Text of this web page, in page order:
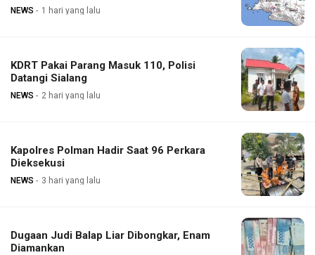
NEWS 1 hari yang lalu
KDRT Pakai Parang Masuk 110, Polisi
Datangi Sialang
NEWS 2 hari yang lalu
Kapolres Polman Hadir Saat 96 Perkara
Dieksekusi
NEWS 3 hari yang lalu
Dugaan Judi Balap Liar Dibongkar, Enam
Diamankan